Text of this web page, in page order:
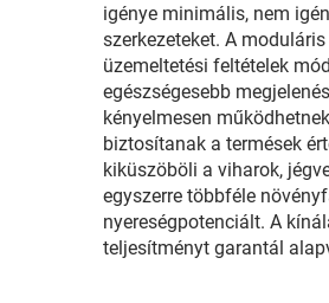
igénye minimális, nem
szerkezeteket. A
üzemeltetési feltételek
egészségesebb
kényelmesen
biztosítanak a termések
kiküszöböli a viharok,
egyszerre többféle
nyereségpotenciált. A
teljesítményt garantál